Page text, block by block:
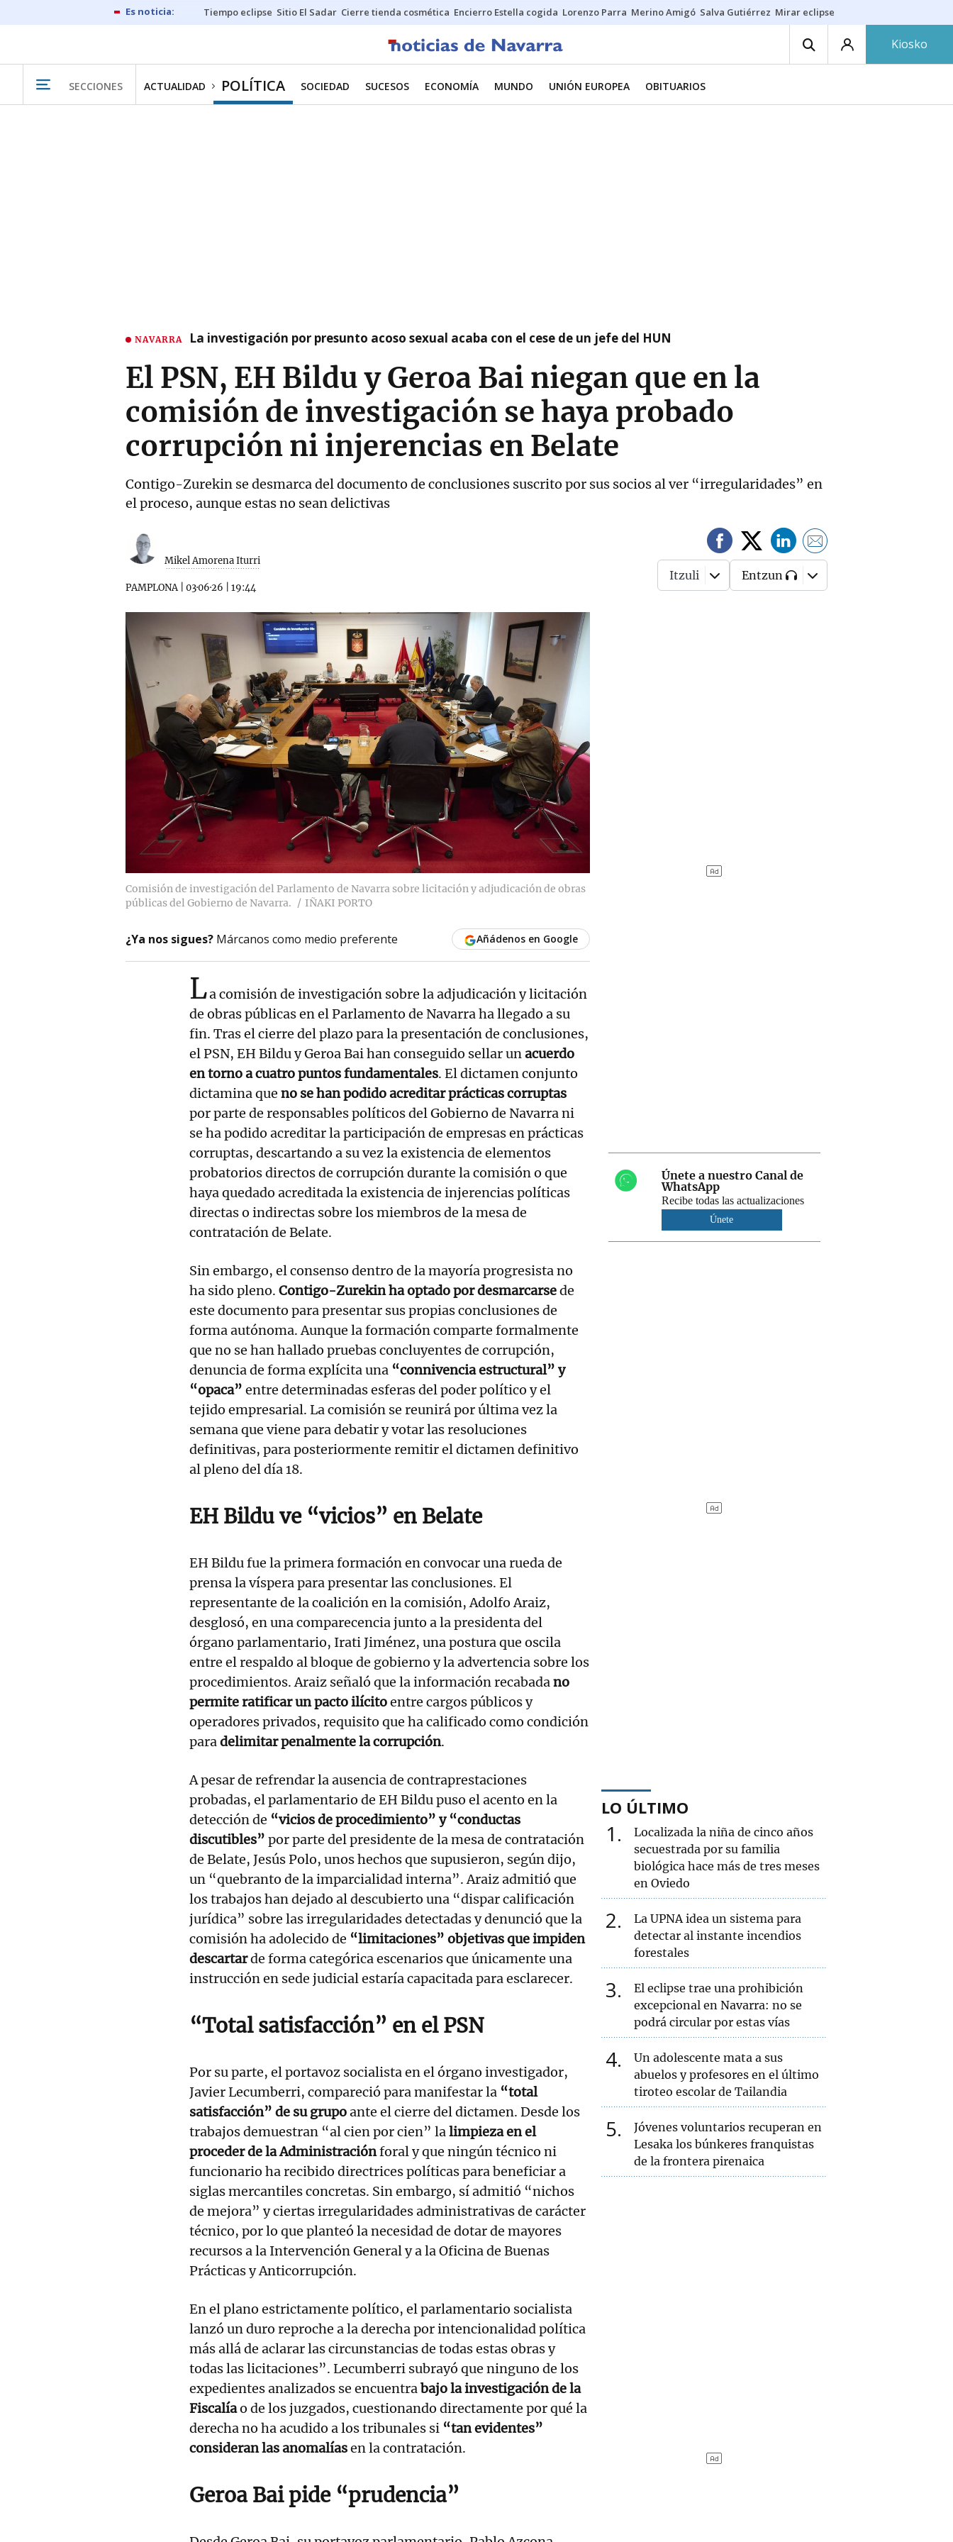
Tiempo eclipse Sitio El Sadar Cierre tienda cosmética Encierro Estella cogida Lorenzo Parra Merino Amigó Salva Gutiérrez Mirar eclipse
Kiosko
SECCIONES ACTUALIDAD POLÍTICA SOCIEDAD SUCESOS ECONOMÍA MUNDO UNIÓN EUROPEA OBITUARIOS
NAVARRA La investigación por presunto acoso sexual acaba con el cese de un jefe del HUN
El PSN, EH Bildu y Geroa Bai niegan que en la
comisión de investigación se haya probado
corrupción ni injerencias en Belate
Contigo-Zurekin se desmarca del documento de conclusiones suscrito por sus socios al ver “irregularidades” en
el proceso, aunque estas no sean delictivas
Mikel Amorena Iturri
PAMPLONA| 03·06·26 19:44
Itzuli Entzun
Comisión de investigación del Parlamento de Navarra sobre licitación y adjudicación de obras
públicas del Gobierno de Navarra.
IÑAKI PORTO
¿Ya nos sigues? Márcanos como medio preferente Añádenos en Google
La comisión de investigación sobre la adjudicación y licitación
de obras públicas en el Parlamento de Navarra ha llegado a su
fin. Tras el cierre del plazo para la presentación de conclusiones,
el PSN, EH Bildu y Geroa Bai han conseguido sellar unacuerdo
en torno a cuatro puntos fundamentales. El dictamen conjunto
dictamina que no se han podido acreditar prácticas corruptas
por parte de responsables políticos del Gobierno de Navarra ni
se ha podido acreditar la participación de empresas en prácticas
corruptas, descartando a su vez la existencia de elementos
probatorios directos de corrupción durante la comisión o que
haya quedado acreditada la existencia de injerencias políticas
directas o indirectas sobre los miembros de la mesa de
contratación de Belate.
Sin embargo, el consenso dentro de la mayoría progresista no
ha sido pleno. Contigo-Zurekin ha optado por desmarcarsede
este documento para presentar sus propias conclusiones de
forma autónoma. Aunque la formación comparte formalmente
que no se han hallado pruebas concluyentes de corrupción,
denuncia de forma explícita una “connivencia estructural” y
“opaca” entre determinadas esferas del poder político y el
tejido empresarial. La comisión se reunirá por última vez la
semana que viene para debatir y votar las resoluciones
definitivas, para posteriormente remitir el dictamen definitivo
al pleno del día 18.
EH Bildu ve “vicios” en Belate
EH Bildu fue la primera formación en convocar una rueda de
prensa la víspera para presentar las conclusiones. El
representante de la coalición en la comisión, Adolfo Araiz,
desglosó, en una comparecencia junto a la presidenta del
órgano parlamentario, Irati Jiménez, una postura que oscila
entre el respaldo al bloque de gobierno y la advertencia sobre los
procedimientos. Araiz señaló que la información recabadano
permite ratificar un pacto ilícitoentre cargos públicos y
operadores privados, requisito que ha calificado como condición
paradelimitar penalmente la corrupción.
A pesar de refrendar la ausencia de contraprestaciones
probadas, el parlamentario de EH Bildu puso el acento en la
detección de “vicios de procedimiento” y “conductas
discutibles” por parte del presidente de la mesa de contratación
de Belate, Jesús Polo, unos hechos que supusieron, según dijo,
un “quebranto de la imparcialidad interna”. Araiz admitió que
los trabajos han dejado al descubierto una “dispar calificación
jurídica” sobre las irregularidades detectadas y denunció que la
comisión ha adolecido de “limitaciones” objetivas que impiden
descartarde forma categórica escenarios que únicamente una
instrucción en sede judicial estaría capacitada para esclarecer.
“Total satisfacción” en el PSN
Por su parte, el portavoz socialista en el órgano investigador,
Javier Lecumberri, compareció para manifestar la “total
satisfacción” de su grupoante el cierre del dictamen. Desde los
trabajos demuestran “al cien por cien” lalimpieza en el
proceder de la Administraciónforal y que ningún técnico ni
funcionario ha recibido directrices políticas para beneficiar a
siglas mercantiles concretas. Sin embargo, sí admitió “nichos
de mejora” y ciertas irregularidades administrativas de carácter
técnico, por lo que planteó la necesidad de dotar de mayores
recursos a la Intervención General y a la Oficina de Buenas
Prácticas y Anticorrupción.
En el plano estrictamente político, el parlamentario socialista
lanzó un duro reproche a la derecha por intencionalidad política
más allá de aclarar las circunstancias de todas estas obras y
todas las licitaciones”. Lecumberri subrayó que ninguno de los
expedientes analizados se encuentrabajo la investigación de la
Fiscalíao de los juzgados, cuestionando directamente por qué la
derecha no ha acudido a los tribunales si “tan evidentes”
consideran las anomalíasen la contratación.
Geroa Bai pide “prudencia”
Únete a nuestro Canal de
WhatsApp
Recibe todas las actualizaciones
Únete
LO ÚLTIMO
1
Localizada la niña de cinco años
secuestrada por su familia
biológica hace más de tres meses
en Oviedo
2
La UPNA idea un sistema para
detectar al instante incendios
forestales
3
El eclipse trae una prohibición
excepcional en Navarra: no se
podrá circular por estas vías
4
Un adolescente mata a sus
abuelos y profesores en el último
tiroteo escolar de Tailandia
5
Jóvenes voluntarios recuperan en
Lesaka los búnkeres franquistas
de la frontera pirenaica